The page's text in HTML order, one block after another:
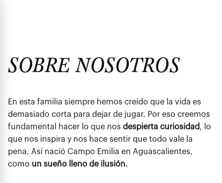
SOBRE NOSOTROS
En esta familia siempre hemos creído que la vida es
demasiado corta para dejar de jugar. Por eso creemos
fundamental hacer lo que nos despierta curiosidad, lo
que nos inspira y nos hace sentir que todo vale la
pena. Así nació Campo Emilia en Aguascalientes,
como un sueño lleno de ilusión.